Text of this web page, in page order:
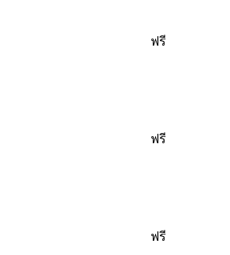
ฟรี
ฟรี
ฟรี